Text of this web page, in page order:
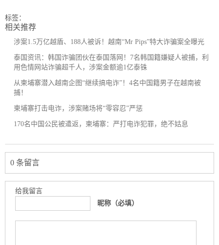
标签：
相关推荐
涉案1.5万亿越盾、188人被诉！越南“Mr Pips”特大诈骗案全曝光
泰国资讯：韩国诈骗团伙在泰国落网！7名韩国籍嫌疑人被捕，利
用色情网站诈骗超千人，涉案金额逾1亿泰铢
从柬埔寨潜入越南企图“继续搞电诈”！4名中国籍男子在越南被
捕！
柬埔寨打击电诈，涉案赌场将“零容忍”严惩
170名中国公民被遣返，柬埔寨：严打电诈犯罪，绝不姑息
0 条留言
给我留言
昵称（必填）